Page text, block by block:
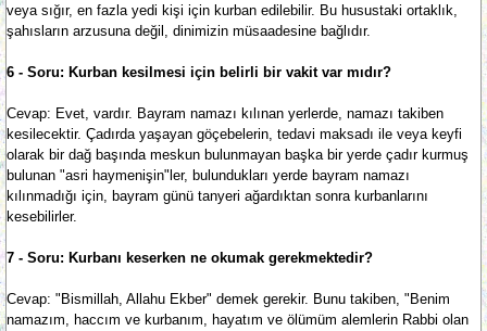
veya sığır, en fazla yedi kişi için kurban edilebilir. Bu husustaki ortaklık,
şahısların arzusuna değil, dinimizin müsaadesine bağlıdır.
6 - Soru: Kurban kesilmesi için belirli bir vakit var mıdır?
Cevap: Evet, vardır. Bayram namazı kılınan yerlerde, namazı takiben
kesilecektir. Çadırda yaşayan göçebelerin, tedavi maksadı ile veya keyfi
olarak bir dağ başında meskun bulunmayan başka bir yerde çadır kurmuş
bulunan "asri haymenişin"ler, bulundukları yerde bayram namazı
kılınmadığı için, bayram günü tanyeri ağardıktan sonra kurbanlarını
kesebilirler.
7 - Soru: Kurbanı keserken ne okumak gerekmektedir?
Cevap: "Bismillah, Allahu Ekber" demek gerekir. Bunu takiben, "Benim
namazım, haccım ve kurbanım, hayatım ve ölümüm alemlerin Rabbi olan